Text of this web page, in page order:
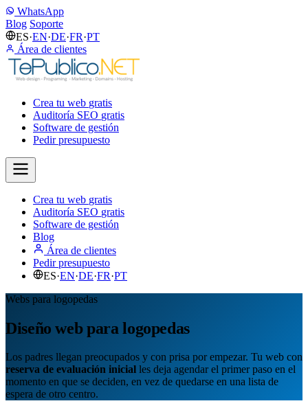
WhatsApp
Blog Soporte
ES·EN·DE·FR·PT
Área de clientes
Crea tu web gratis
Auditoría SEO gratis
Software de gestión
Pedir presupuesto
Crea tu web gratis
Auditoría SEO gratis
Software de gestión
Blog
Área de clientes
Pedir presupuesto
ES·EN·DE·FR·PT
Webs para logopedas
Diseño web para logopedas
Los padres llegan preocupados y con prisa por empezar. Tu web con
reserva de evaluación inicial les deja agendar el primer paso en el
momento en que se deciden, en vez de quedarse en una lista de
espera de otro centro.